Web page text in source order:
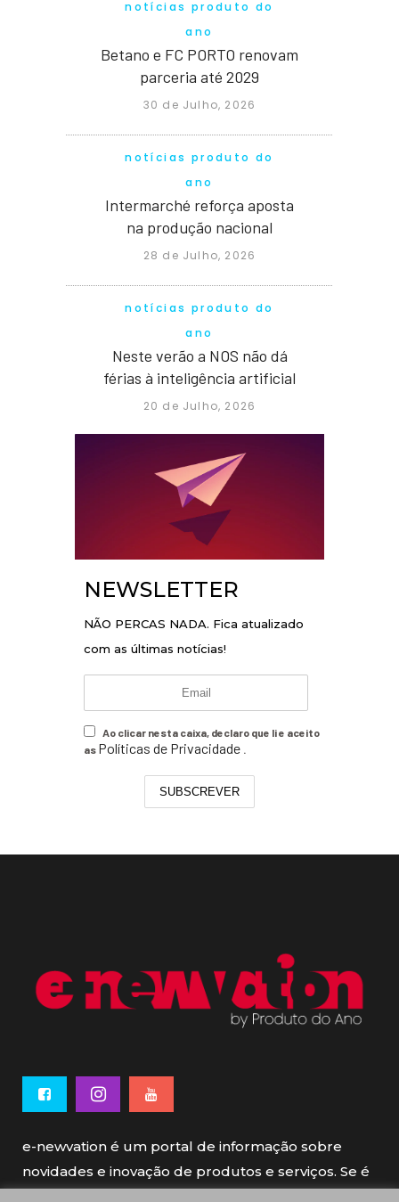
notícias produto do
ano
Betano e FC PORTO renovam
parceria até 2029
30 de Julho, 2026
notícias produto do
ano
Intermarché reforça aposta
na produção nacional
28 de Julho, 2026
notícias produto do
ano
Neste verão a NOS não dá
férias à inteligência artificial
20 de Julho, 2026
NEWSLETTER
NÃO PERCAS NADA. Fica atualizado
com as últimas notícias!
Ao clicar nesta caixa, declaro que li e aceito
as Políticas de Privacidade
SUBSCREVER
e-newvation é um portal de informação sobre
novidades e inovação de produtos e serviços. Se é